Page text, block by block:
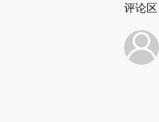
评论区